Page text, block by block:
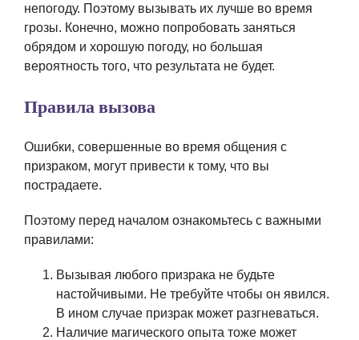
непогоду. Поэтому вызывать их лучше во время
грозы. Конечно, можно попробовать заняться
обрядом и хорошую погоду, но большая
вероятность того, что результата не будет.
Правила вызова
Ошибки, совершенные во время общения с
призраком, могут привести к тому, что вы
пострадаете.
Поэтому перед началом ознакомьтесь с важными
правилами:
Вызывая любого призрака не будьте
настойчивыми. Не требуйте чтобы он явился.
В ином случае призрак может разгневаться.
Наличие магического опыта тоже может